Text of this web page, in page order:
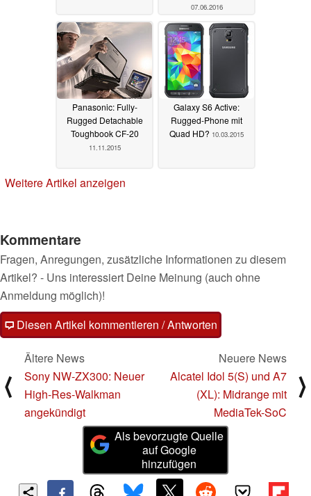
07.06.2016
Panasonic: Fully-
Rugged Detachable
Toughbook CF-20
11.11.2015
Galaxy S6 Active:
Rugged-Phone mit
Quad HD? 10.03.2015
Weitere Artikel anzeigen
Kommentare
Fragen, Anregungen, zusätzliche Informationen zu diesem
Artikel? - Uns interessiert Deine Meinung (auch ohne
Anmeldung möglich)!
Diesen Artikel kommentieren / Antworten
⟨
Ältere News
Sony NW-ZX300: Neuer
High-Res-Walkman
angekündigt
Neuere News
Alcatel Idol 5(S) und A7
(XL): Midrange mit
MediaTek-SoC
⟩
Als bevorzugte Quelle
auf Google
hinzufügen